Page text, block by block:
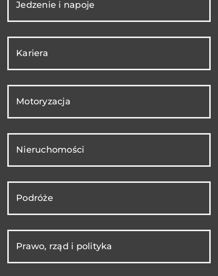
Jedzenie i napoje
Kariera
Motoryzacja
Nieruchomości
Podróże
Prawo, rząd i polityka